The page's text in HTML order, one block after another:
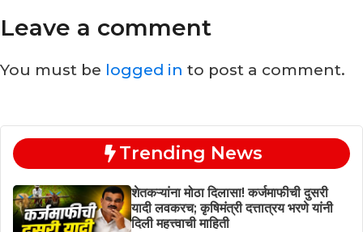
Leave a comment
You must be logged in to post a comment.
Trending News
शेतकऱ्यांना मोठा दिलासा! कर्जमाफीची दुसरी
यादी लवकरच; कृषिमंत्री दत्तात्रय भरणे यांनी
दिली महत्त्वाची माहिती